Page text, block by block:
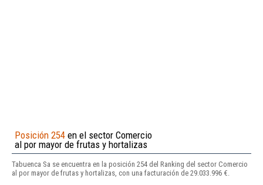
Posición 254 en el sector Comercio
al por mayor de frutas y hortalizas
Tabuenca Sa se encuentra en la posición 254 del Ranking del sector Comercio
al por mayor de frutas y hortalizas, con una facturación de 29.033.996 €.